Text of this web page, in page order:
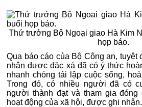
Thứ trưởng Bộ Ngoại giao Hà Kim
họp báo.
Qua báo cáo của Bộ Công an, tuyệt
nhân được đặc xá đã có ý thức
nhanh chóng tái lập cuộc sống,
Trong đó, có nhiều người đã có
người thành đạt và tham gia
hoạt động của xã hội, được ghi